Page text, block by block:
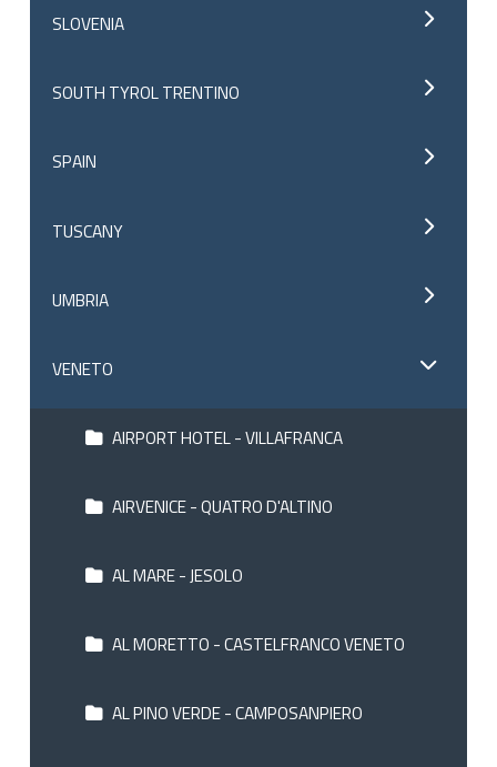
SLOVENIA
SOUTH TYROL TRENTINO
SPAIN
TUSCANY
UMBRIA
VENETO
AIRPORT HOTEL - VILLAFRANCA
AIRVENICE - QUATRO D'ALTINO
AL MARE - JESOLO
AL MORETTO - CASTELFRANCO VENETO
AL PINO VERDE - CAMPOSANPIERO